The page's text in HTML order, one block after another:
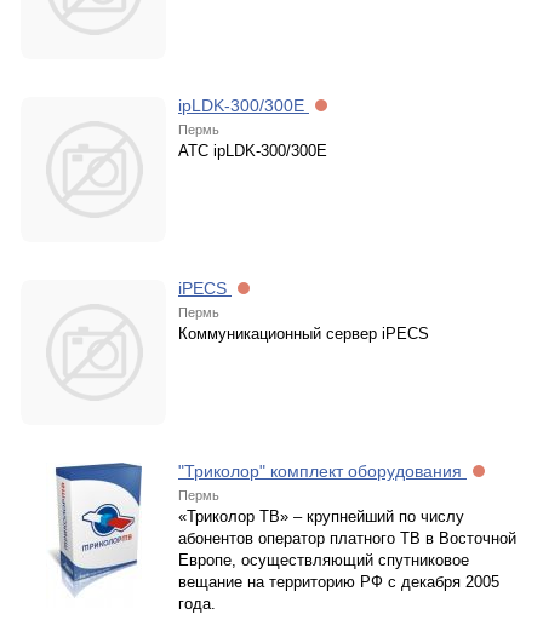
ipLDK-300/300E
Пермь
АТС ipLDK-300/300E
iPECS
Пермь
Коммуникационный сервер iPECS
"Триколор" комплект оборудования
Пермь
«Триколор ТВ» – крупнейший по числу
абонентов оператор платного ТВ в Восточной
Европе, осуществляющий спутниковое
вещание на территорию РФ с декабря 2005
года.